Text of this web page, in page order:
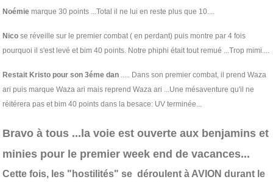
Noémie marque 30 points ...Total il ne lui en reste plus que 10....
Nico se réveille sur le premier combat ( en perdant) puis montre par 4 fois
pourquoi il s'est levé et bim 40 points. Notre phiphi était tout remué ...Trop mimi....
Restait Kristo pour son 3éme dan ..... Dans son premier combat, il prend Waza
ari puis marque Waza ari mais reprend Waza ari ...Une mésaventure qu'il ne
réitérera pas et bim 40 points dans la besace: UV terminée...
Bravo à tous ...la voie est ouverte aux benjamins et
minies pour le premier week end de vacances...
Cette fois, les "hostilités" se déroulent à AVION durant le